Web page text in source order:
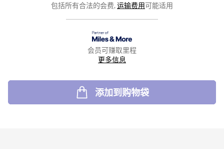
包括所有合法的会费, 运输费用可能适用
会员可赚取里程
更多信息
添加到购物袋